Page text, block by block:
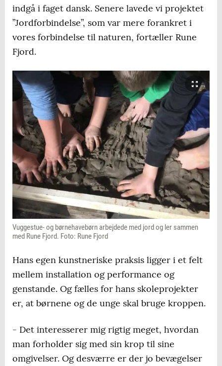
indgå i faget dansk. Senere lavede vi projektet
”Jordforbindelse”, som var mere forankret i
vores forbindelse til naturen, fortæller Rune
Fjord.
Vuggestue- og børnehavebørn arbejdede med jord og ler sammen
med Rune Fjord. Foto: Rune Fjord
Hans egen kunstneriske praksis ligger i et felt
mellem installation og performance og
genstande. Og fælles for hans skoleprojekter
er, at børnene og de unge skal bruge kroppen.
- Det interesserer mig rigtig meget, hvordan
man forholder sig med sin krop til sine
omgivelser. Og desværre er der jo bevægelser